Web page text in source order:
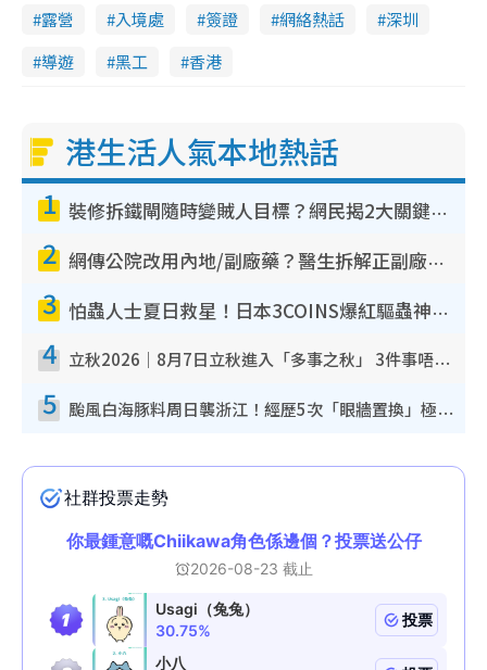
露營 入境處 簽證 網絡熱話
深圳
導遊
黑工 香港
港生活人氣本地熱話
1 裝修拆鐵閘隨時變賊人目標？網民揭2大關鍵用途：裝新式等於白裝？附新舊鐵閘分別
2 網傳公院改用內地/副廠藥？醫生拆解正副廠分別 揭4類人換藥隨時出事
3 怕蟲人士夏日救星！日本3COINS爆紅驅蟲神器$45起 1招「全程免觸碰」輕鬆搞定小強
4 立秋2026｜8月7日立秋進入「多事之秋」 3件事唔做得！專家教6招開運 清枱頭／銀包納氣接好運
5 颱風白海豚料周日襲浙江！經歷5次「眼牆置換」極罕見 成登陸內地最長途颱風